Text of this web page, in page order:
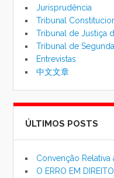
Jurisprudência
Tribunal
Tribunal de Justiça
Tribunal de
Entrevistas
中文文章
ÚLTIMOS POSTS
Convenção
O ERRO EM